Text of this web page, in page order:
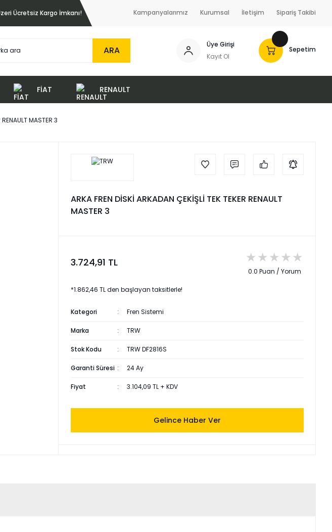
Ücretsiz Kargo İmkanı! Kampanyalarımız Kurumsal İletişim Sipariş Takibi
ARA
Üye Girişi
Kayıt Ol
Sepetim
FİAT RENAULT
RENAULT MASTER 3
ARKA FREN DİSKİ ARKADAN ÇEKİŞLİ TEK TEKER RENAULT
MASTER 3
3.724,91 TL
0.0 Puan / Yorum
*1.862,46 TL den başlayan taksitlerle!
Kategori Fren Sistemi
Marka TRW
Stok Kodu TRW DF2816S
Garanti Süresi 24 Ay
Fiyat 3.104,09 TL + KDV
Gelince Haber Ver